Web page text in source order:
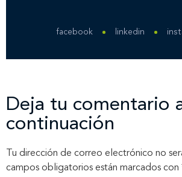
Novedades
facebook linkedin
Deja tu comentario
continuación
Tu dirección de correo electrónico no
campos obligatorios están marcados con